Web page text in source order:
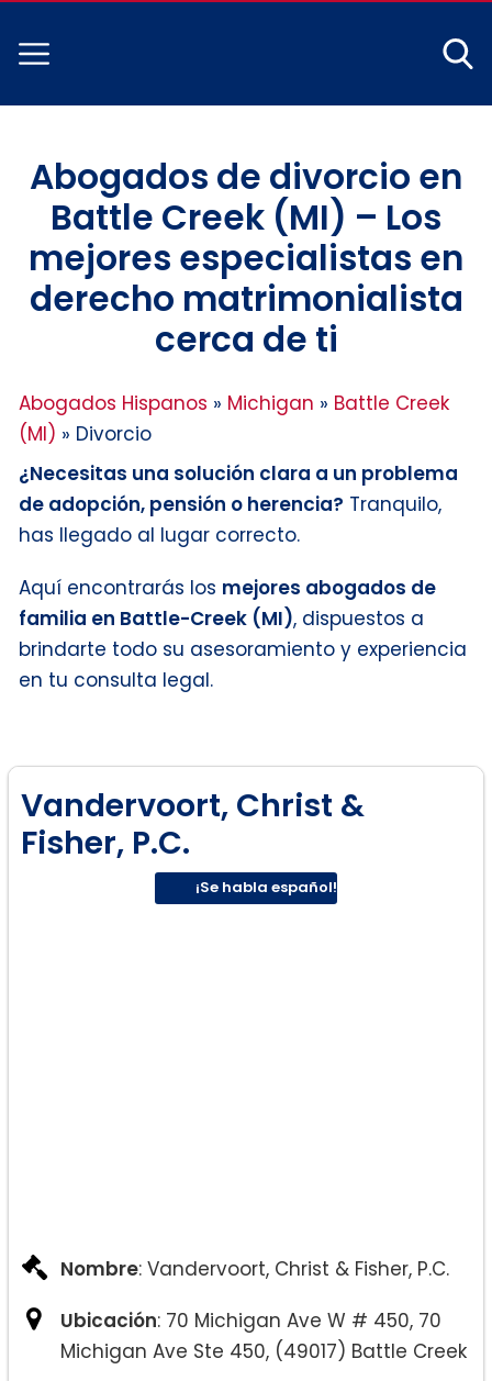
Abogados de divorcio en
Battle Creek (MI) – Los
mejores especialistas en
derecho matrimonialista
cerca de ti
Abogados Hispanos » Michigan » Battle Creek
(MI) » Divorcio
¿Necesitas una solución clara a un problema
de adopción, pensión o herencia? Tranquilo,
has llegado al lugar correcto.
Aquí encontrarás los mejores abogados de
familia en Battle-Creek (MI), dispuestos a
brindarte todo su asesoramiento y experiencia
en tu consulta legal.
Vandervoort, Christ &
Fisher, P.C.
¡Se habla español!
Nombre: Vandervoort, Christ & Fisher, P.C.
Ubicación: 70 Michigan Ave W # 450, 70
Michigan Ave Ste 450, (49017) Battle Creek